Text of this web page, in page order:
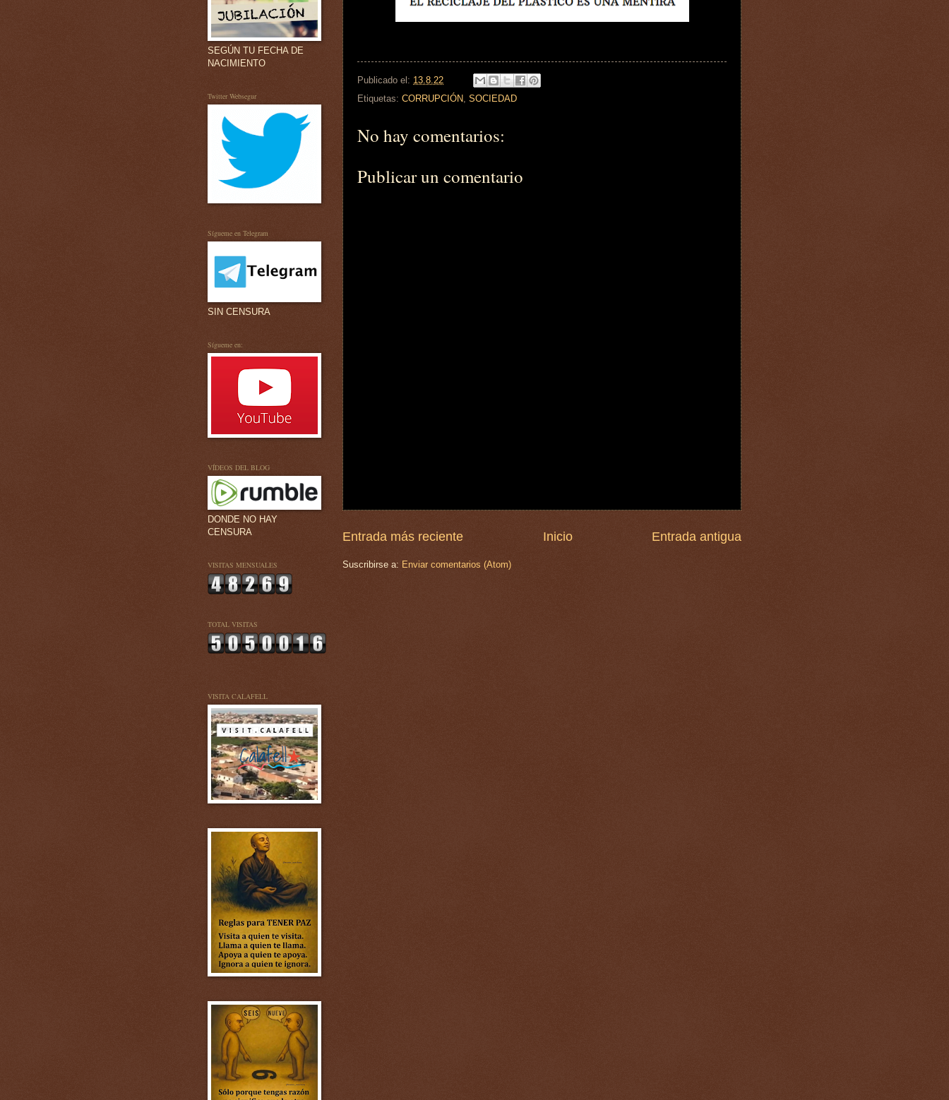
Publicado el: 13.8.22
Etiquetas: CORRUPCIÓN, SOCIEDAD
No hay comentarios:
Publicar un comentario
Entrada más reciente Entrada antigua
Inicio
Suscribirse a: Enviar comentarios (Atom)
SEGÚN TU FECHA DE
NACIMIENTO
Twitter Websegur
Sígueme en Telegram
SIN CENSURA
Sígueme en:
VÍDEOS DEL BLOG
DONDE NO HAY
CENSURA
VISITAS MENSUALES
TOTAL VISITAS
VISITA CALAFELL